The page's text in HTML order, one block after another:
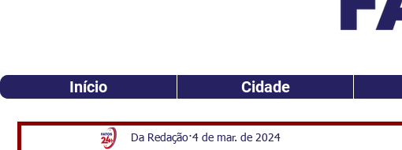
Início Cidade
Da Redação 4 de mar. de 2024